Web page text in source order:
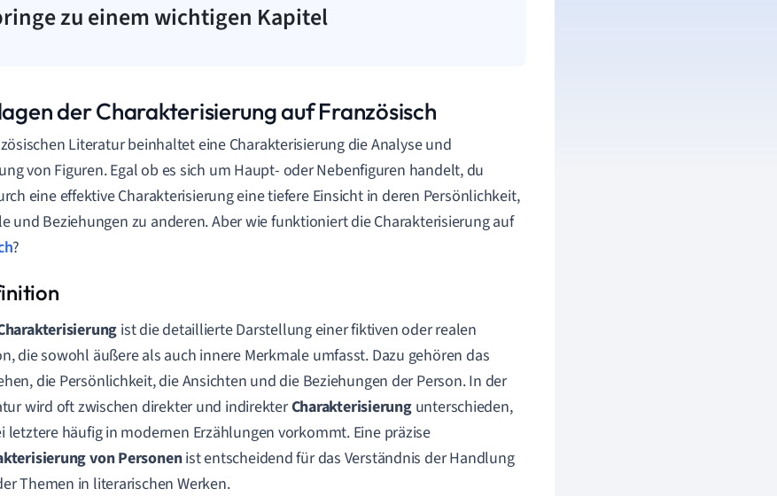
zu einem wichtigen Kapitel
der Charakterisierung auf Französisch
Literatur beinhaltet eine Charakterisierung die Analyse und
von Figuren. Egal ob es sich um Haupt- oder Nebenfiguren handelt, du
eine effektive Charakterisierung eine tiefere Einsicht in deren Persönlichkeit,
und Beziehungen zu anderen. Aber wie funktioniert die Charakterisierung auf
?
ist die detaillierte Darstellung einer fiktiven oder realen
die sowohl äußere als auch innere Merkmale umfasst. Dazu gehören das
die Persönlichkeit, die Ansichten und die Beziehungen der Person. In der
wird oft zwischen direkter und indirekterCharakterisierungunterschieden,
letztere häufig in modernen Erzählungen vorkommt. Eine präzise
von Personenist entscheidend für das Verständnis der Handlung
Themen in literarischen Werken.